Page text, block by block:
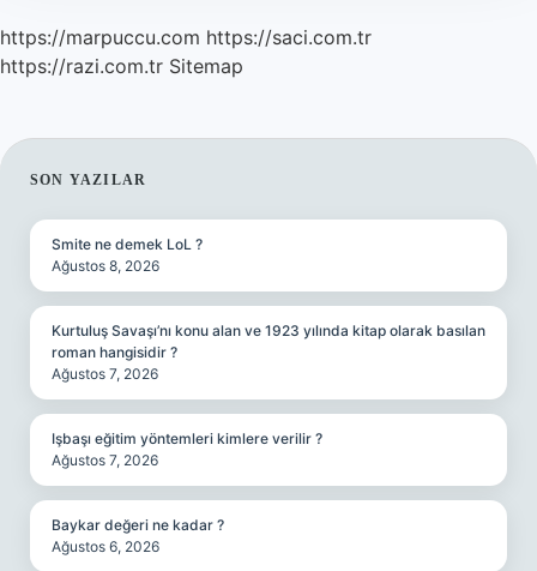
https://marpuccu.com https://saci.com.tr
https://razi.com.tr Sitemap
SIDEBAR
SON YAZILAR
Smite ne demek LoL ?
Ağustos 8, 2026
Kurtuluş Savaşı’nı konu alan ve 1923 yılında kitap olarak basılan
roman hangisidir ?
Ağustos 7, 2026
Işbaşı eğitim yöntemleri kimlere verilir ?
Ağustos 7, 2026
Baykar değeri ne kadar ?
Ağustos 6, 2026